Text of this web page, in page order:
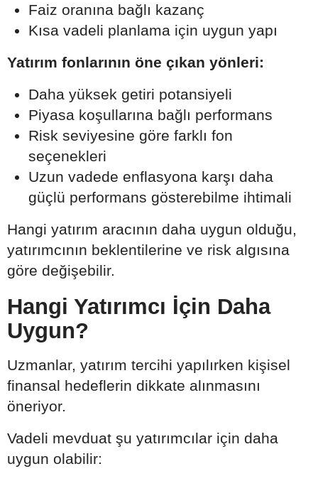
Faiz oranına bağlı kazanç
Kısa vadeli planlama için uygun yapı
Yatırım fonlarının öne çıkan yönleri:
Daha yüksek getiri potansiyeli
Piyasa koşullarına bağlı performans
Risk seviyesine göre farklı fon
seçenekleri
Uzun vadede enflasyona karşı daha
güçlü performans gösterebilme ihtimali
Hangi yatırım aracının daha uygun olduğu,
yatırımcının beklentilerine ve risk algısına
göre değişebilir.
Hangi Yatırımcı İçin Daha
Uygun?
Uzmanlar, yatırım tercihi yapılırken kişisel
finansal hedeflerin dikkate alınmasını
öneriyor.
Vadeli mevduat şu yatırımcılar için daha
uygun olabilir: